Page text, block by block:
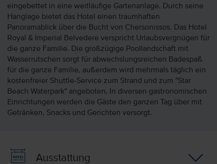
eingebettet in eine weitläufige Gartenanlage. Durch seine
Hanglage bietet das Hotel einen traumhaften
Panoramablick über die Bucht von Chersonissos. Das Hotel
Royal & Imperial Belvedere verspricht Urlaubsvergnügen für
die ganze Familie. Die großzügige Poollandschaft mit
Wasserrutschen sorgt für abwechslungsreichen Badespaß
für die ganze Familie, außerdem wird mehrmals täglich ein
kostenfreier Shuttle-Service zum Strand und zum "Star
Beach Waterpark" angeboten. In diversen gastronomischen
Einrichtungen werden die Gäste den ganzen Tag über mit
Getränken, Snacks und Gerichten versorgt.
Ausstattung